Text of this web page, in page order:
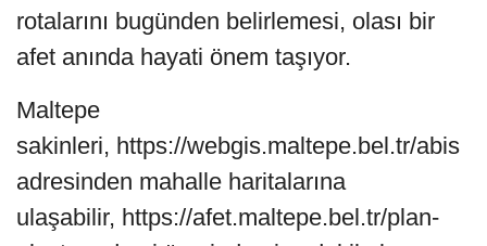
rotalarını bugünden belirlemesi, olası bir
afet anında hayati önem taşıyor.
Maltepe
sakinleri, https://webgis.maltepe.bel.tr/abis
adresinden mahalle haritalarına
ulaşabilir, https://afet.maltepe.bel.tr/plan-